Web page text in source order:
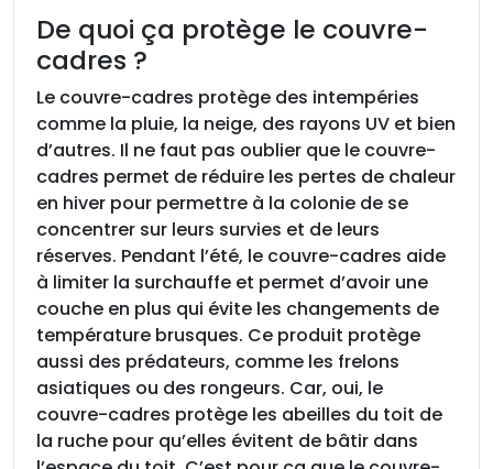
De quoi ça protège le couvre-
cadres ?
Le couvre-cadres protège des intempéries
comme la pluie, la neige, des rayons UV et bien
d’autres. Il ne faut pas oublier que le couvre-
cadres permet de réduire les pertes de chaleur
en hiver pour permettre à la colonie de se
concentrer sur leurs survies et de leurs
réserves. Pendant l’été, le couvre-cadres aide
à limiter la surchauffe et permet d’avoir une
couche en plus qui évite les changements de
température brusques. Ce produit protège
aussi des prédateurs, comme les frelons
asiatiques ou des rongeurs. Car, oui, le
couvre-cadres protège les abeilles du toit de
la ruche pour qu’elles évitent de bâtir dans